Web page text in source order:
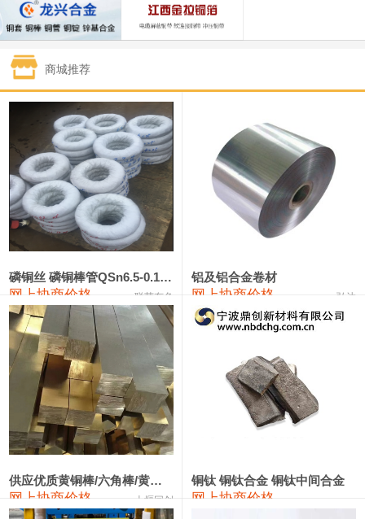
1#镍 129,550—130,750
1#白银 15,100—15,110 15,105 -70
钯金
1#钴 321,000—341,000
89,000—95,000 92,000
2#锑 85,000—91,000 88,000 1,000
1#镁 17,000—18,000 17,500
1#电解锰 18,900—19,100 19,000
1#电解锰(99.7%袋装) 18,000—18,200 18,100
1#铬 60,000—82,000
553#硅 9,300—9,500
441#硅 9,600—9,800 9,700
3303#硅 10,300—10,500 10,400
2202#硅 14,100—14,300
金属硅3303#-2202# 10,400—14,200 12,300 0
商城推荐
磷铜丝 磷铜棒管QSn6.5-0.1 7-0.2 8-0.3
网上协商价格 联荣有色
铝及铝合金卷材
网上协商价格 弘达
供应优质黄铜棒/六角棒/黄铜方板
网上协商价格 十堰同创
铜钛 铜钛合金 铜钛中间合金
网上协商价格